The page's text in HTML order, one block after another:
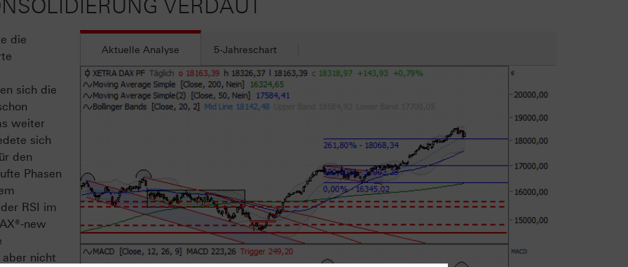
VERDAUT
Aktuelle Analyse 5-Jahreschart
die
sich die
weiter
sich
den
Phasen
RSI im
new
aber nicht